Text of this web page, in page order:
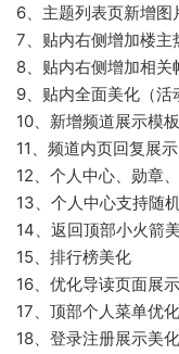
6、主题列表页新增图
7、贴内右侧增加楼主
8、贴内右侧增加相关
9、贴内全面美化（活
10、新增频道展示模板
11、频道内页回复展
12、个人中心、勋章
13、个人中心支持随
14、返回顶部小火箭
15、排行榜美化
16、优化导读页面展
17、顶部个人菜单优化
18、登录注册展示美